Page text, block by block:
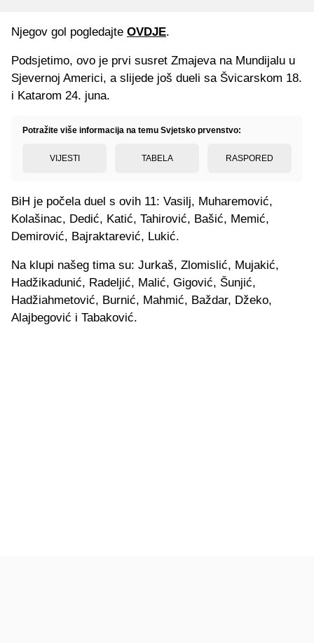
Njegov gol pogledajte OVDJE.
Podsjetimo, ovo je prvi susret Zmajeva na Mundijalu u
Sjevernoj Americi, a slijede još dueli sa Švicarskom 18.
i Katarom 24. juna.
Potražite više informacija na temu Svjetsko prvenstvo:
VIJESTI TABELA RASPORED
BiH je počela duel s ovih 11: Vasilj, Muharemović,
Kolašinac, Dedić, Katić, Tahirović, Bašić, Memić,
Demirović, Bajraktarević, Lukić.
Na klupi našeg tima su: Jurkaš, Zlomislić, Mujakić,
Hadžikadunić, Radeljić, Malić, Gigović, Šunjić,
Hadžiahmetović, Burnić, Mahmić, Baždar, Džeko,
Alajbegović i Tabaković.